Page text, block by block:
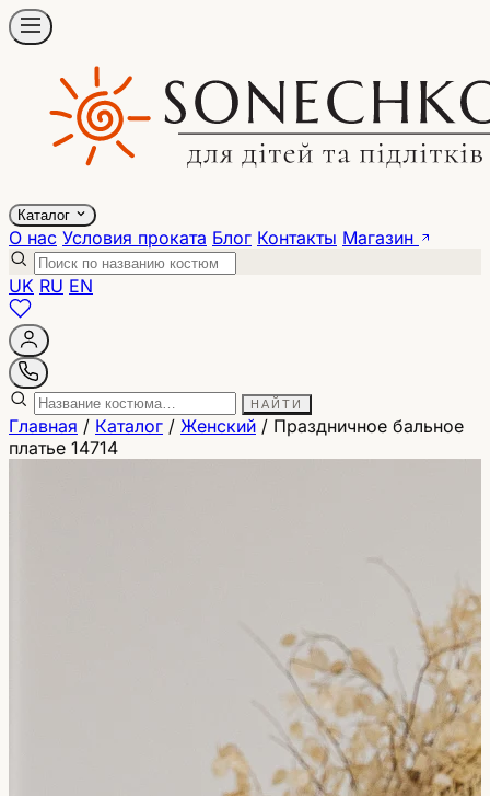
Каталог
О нас Условия проката Блог Контакты Магазин
UK RU EN
НАЙТИ
Главная / Каталог / Женский / Праздничное бальное
платье 14714